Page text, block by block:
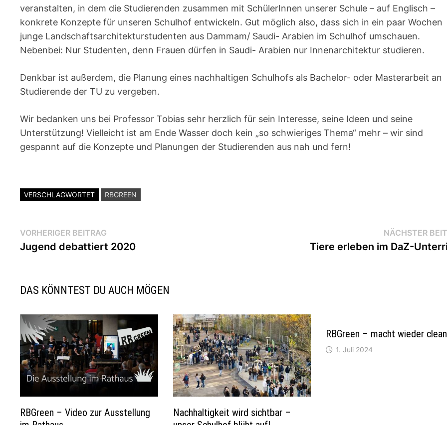
veranstalten, in dem die Studierenden zusammen mit SchülerInnen unserer Schule – auf Englisch –
konkrete Konzepte für unseren Schulhof entwickeln. Gut möglich also, dass sich in ein paar Wochen
junge Landschaftsarchitekturstudenten aus Dammam/ Saudi- Arabien im Schulhof umschauen.
Nebenbei: Nur Studenten, denn Frauen dürfen in Saudi- Arabien nur Innenarchitektur studieren.
Denkbar ist außerdem, die Planung eines nachhaltigen Schulhofs als Bachelor- oder Masterarbeit an
Studierende der TU zu vergeben.
Wir bedanken uns bei Professor Tobias sehr herzlich für sein Interesse, seine Ideen und seine
Unterstützung! Vielleicht ist am Ende Wasser doch kein „so schwieriges Thema“ mehr – wir sind
gespannt auf die Konzepte und Planungen der Studierenden aus nah und fern!
VERSCHLAGWORTET RBGREEN
Beitragsnavigation
VORHERIGER BEITRAG
Beitrag:
Jugend debattiert 2020
NÄCHSTER
Tiere erleben im DaZ-
DAS KÖNNTEST DU AUCH MÖGEN
RBGreen – Video zur Ausstellung
Nachhaltigkeit wird sichtbar –
RBGreen – macht wieder clean
1. Juli 2024